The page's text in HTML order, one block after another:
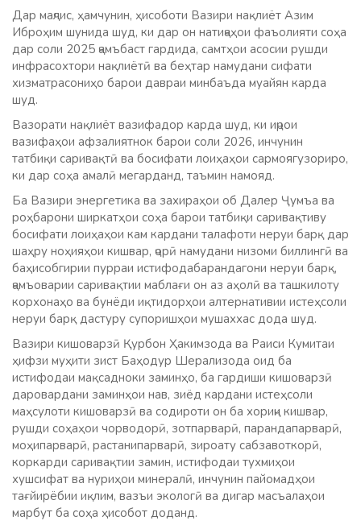
Дар маҷлис, ҳамчунин, ҳисоботи Вазири нақлиёт Азим
Иброҳим шунида шуд, ки дар он натиҷаҳои фаъолияти соҳа
дар соли 2025 ҷамъбаст гардида, самтҳои асосии рушди
инфрасохтори нақлиётӣ ва беҳтар намудани сифати
хизматрасониҳо барои давраи минбаъда муайян карда
шуд.
Вазорати нақлиёт вазифадор карда шуд, ки иҷрои
вазифаҳои афзалиятнок барои соли 2026, инчунин
татбиқи саривақтӣ ва босифати лоиҳаҳои сармоягузориро,
ки дар соҳа амалӣ мегарданд, таъмин намояд.
Ба Вазири энергетика ва захираҳои об Далер Ҷумъа ва
роҳбарони ширкатҳои соҳа барои татбиқи саривақтиву
босифати лоиҳаҳои кам кардани талафоти неруи барқ дар
шаҳру ноҳияҳои кишвар, ҷорӣ намудани низоми биллингӣ ва
баҳисобгирии пурраи истифодабарандагони неруи барқ,
ҷамъоварии саривақтии маблағи он аз аҳолӣ ва ташкилоту
корхонаҳо ва бунёди иқтидорҳои алтернативии истеҳсоли
неруи барқ дастуру супоришҳои мушаххас дода шуд.
Вазири кишоварзӣ Қурбон Ҳакимзода ва Раиси Кумитаи
ҳифзи муҳити зист Баҳодур Шерализода оид ба
истифодаи мақсадноки заминҳо, ба гардиши кишоварзӣ
даровардани заминҳои нав, зиёд кардани истеҳсоли
маҳсулоти кишоварзӣ ва содироти он ба хориҷи кишвар,
рушди соҳаҳои чорводорӣ, зотпарварӣ, парандапарварӣ,
моҳипарварӣ, растанипарварӣ, зироату сабзавоткорӣ,
коркарди саривақтии замин, истифодаи тухмиҳои
хушсифат ва нуриҳои минералӣ, инчунин пайомадҳои
тағйирёбии иқлим, вазъи экологӣ ва дигар масъалаҳои
марбут ба соҳа ҳисобот доданд.